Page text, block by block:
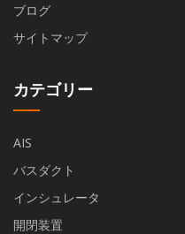
ブログ
サイトマップ
カテゴリー
AIS
バスダクト
インシュレータ
開閉装置